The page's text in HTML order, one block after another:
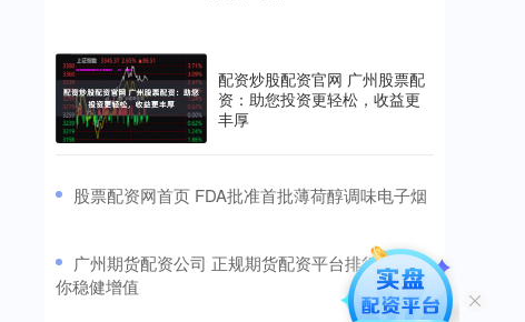
配资炒股配资官网 广州股票配
资：助您投资更轻松，收益更
丰厚
​股票配资网首页 FDA批准首批薄荷醇调味电子烟
​广州期货配资公司 正规期货配资平台排行榜，助
你稳健增值